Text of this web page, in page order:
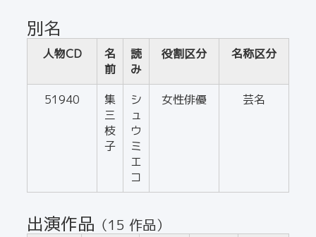
別名
人物CD
名
前
読
み
役割区分 名称区分
51940
集
三
枝
子
シ
ュ
ウ
ミ
エ
コ
女性俳優 芸名
出演作品 （15 作品）